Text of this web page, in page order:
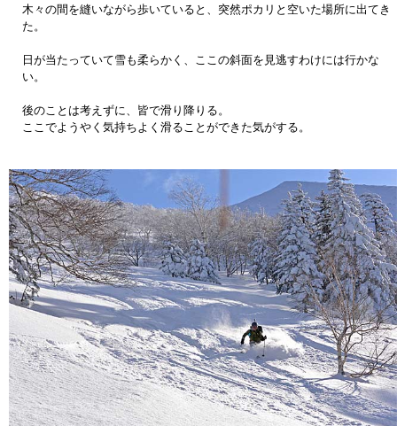
木々の間を縫いながら歩いていると、突然ポカリと空いた場所に出てき
た。
日が当たっていて雪も柔らかく、ここの斜面を見逃すわけには行かな
い。
後のことは考えずに、皆で滑り降りる。
ここでようやく気持ちよく滑ることができた気がする。